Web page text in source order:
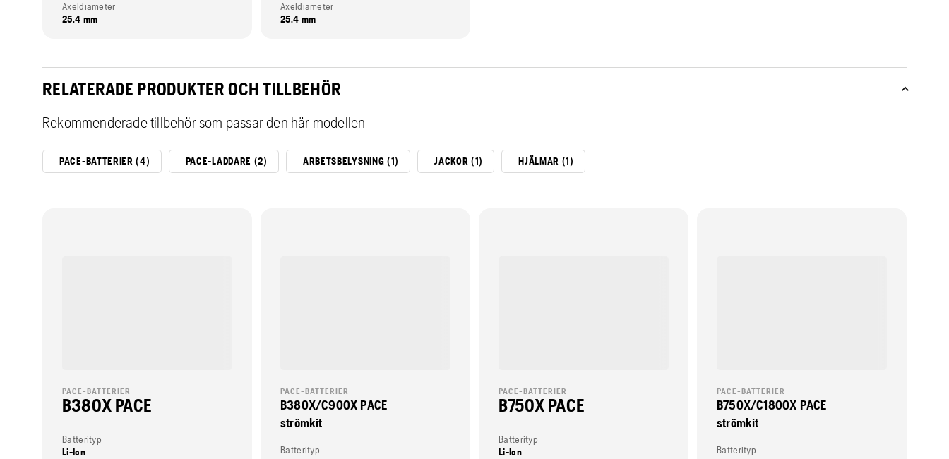
Axeldiameter
25.4 mm
Axeldiameter
25.4 mm
RELATERADE PRODUKTER OCH TILLBEHÖR
Rekommenderade tillbehör som passar den här modellen
PACE-BATTERIER (4) PACE-LADDARE (2) ARBETSBELYSNING (1) JACKOR (1) HJÄLMAR (1)
PACE-BATTERIER
B380X PACE
Batterityp
Li-Ion
PACE-BATTERIER
B380X/C900X PACE
strömkit
Batterityp
PACE-BATTERIER
B750X PACE
Batterityp
Li-Ion
PACE-BATTERIER
B750X/C1800X PACE
strömkit
Batterityp